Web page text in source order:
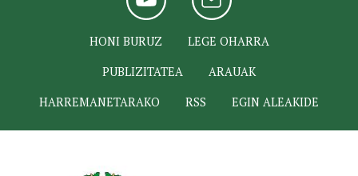
HONI BURUZ
LEGE OHARRA
PUBLIZITATEA
ARAUAK
HARREMANETARAKO
RSS EGIN ALEAKIDE